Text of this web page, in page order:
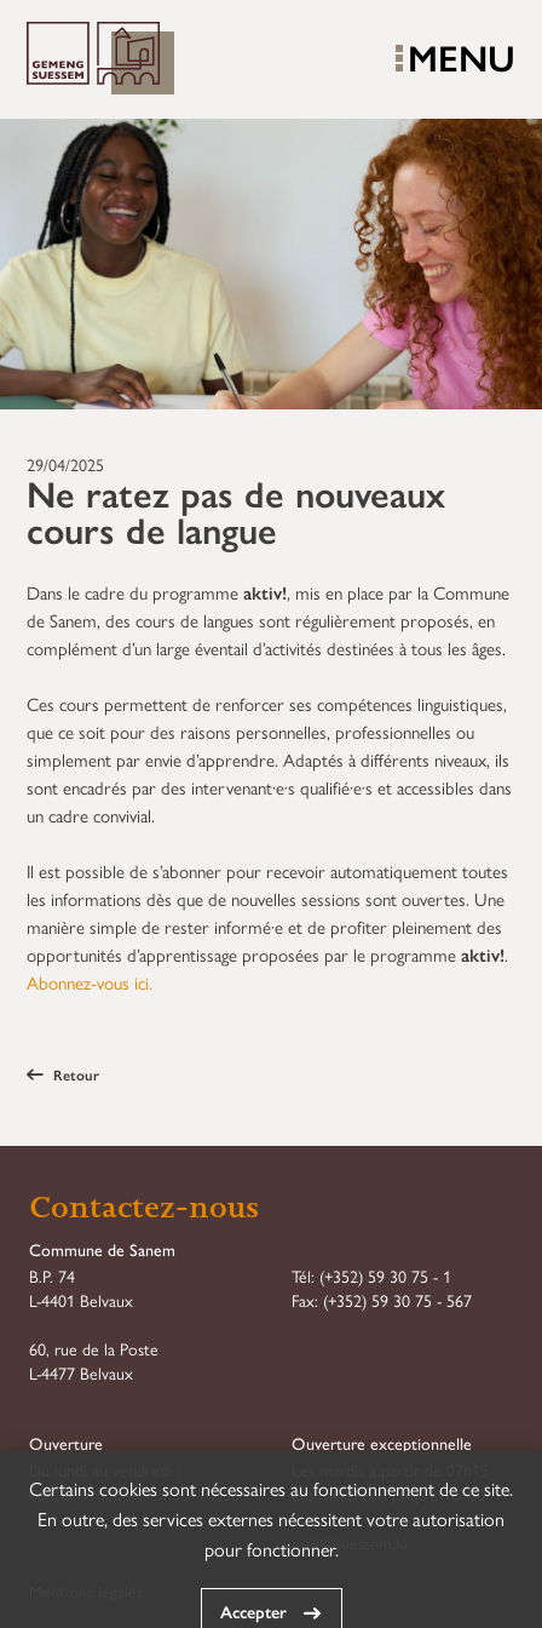
MENU
29/04/2025
Ne ratez pas de nouveaux
cours de langue
Dans le cadre du programmeaktiv!, mis en place par la Commune
de Sanem, des cours de langues sont régulièrement proposés, en
complément d’un large éventail d’activités destinées à tous les âges.
Ces cours permettent de renforcer ses compétences linguistiques,
que ce soit pour des raisons personnelles, professionnelles ou
simplement par envie d’apprendre. Adaptés à différents niveaux, ils
sont encadrés par des intervenant·e·s qualifié·e·s et accessibles dans
un cadre convivial.
Il est possible de s’abonner pour recevoir automatiquement toutes
les informations dès que de nouvelles sessions sont ouvertes. Une
manière simple de rester informé·e et de profiter pleinement des
opportunités d’apprentissage proposées par le programmeaktiv!.
Abonnez-vous ici.
Retour
Contactez-nous
Commune de Sanem
B.P. 74
L-4401 Belvaux
60, rue de la Poste
L-4477 Belvaux
Tél: (+352) 59 30 75 - 1
Fax: (+352) 59 30 75 - 567
Ouverture
08h00–11h30 et 13h30–16h30
Ouverture exceptionnelle
Les mercredis jusqu'à 18h00
mail@suessem.lu
Certains cookies sont nécessaires au fonctionnement de ce site.
En outre, des services externes nécessitent votre autorisation
pour fonctionner.
Accepter